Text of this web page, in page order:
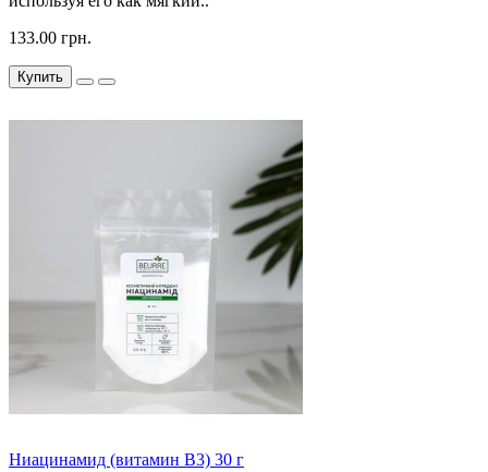
133.00 грн.
Купить
Ниацинамид (витамин B3) 30 г